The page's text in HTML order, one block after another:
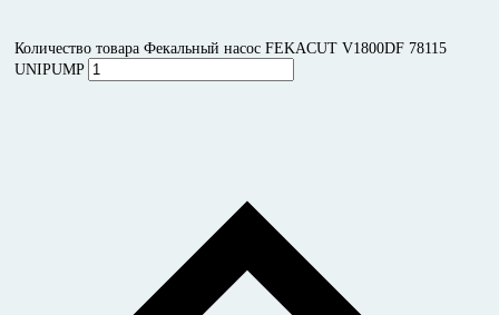
Количество товара Фекальный насос FEKACUT V1800DF 78115
UNIPUMP